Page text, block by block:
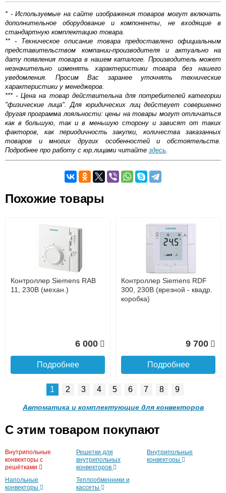
* - Используемые на сайте изображения товаров могут включать
дополнительное оборудование и компоненты, не входящие в
стандартную комплектацию товара.
** - Техническое описание товара предоставлено официальным
представительством компании-производителя и актуально на
дату появления товара в нашем каталоге. Производитель может
незначительно изменять характеристики товара без нашего
уведомления. Просим Вас заранее уточнять технические
характеристики у менеджеров.
*** - Цена на товар действительна для потребителей категории
"физические лица". Для юридических лиц действует совершенно
другая программа лояльности: цены на товары могут отличаться
как в большую, так и в меньшую сторону и зависят от таких
факторов, как периодичность закупки, количества заказанных
товаров и многих других особенностей и обстоятельств.
Подробнее про работу с юр.лицами читайте здесь.
Оставьте отзыв
Доставка сантехники по Москве и Московской области
Подъем на этаж.
до подъезда
услуга платная
возможность
Наличный расчёт
Банковской картой на сайте в режиме реального
времени
Банковской картой при получении товара как при
доставке, так и самовывозом
Интернет-деньгами (Yandex-деньги, Web-money,
Qiwi-кошельки и другие).
Безналичный расчёт (возможно и с НДС)
Похожие товары
Контроллер Siemens RAB
11, 230В (механ.)
6 000
Подробнее
Контроллер Siemens RDF
300, 230В (врезной - квадр.
коробка)
9 700
Подробнее
310.2/MM, 230В (врезной)
600Т, 230В (врезной - кругл.
1 2 3 4 5 6 7 8 9
Автоматика и комплектующие для конвекторов
C этим товаром покупают
Внутрипольные
конвекторы с
решётками
Решетки для
внутрипольных
конвекторов
Внутрипольные
конвекторы
Напольные
конвекторы
Теплообменники и
кассеты